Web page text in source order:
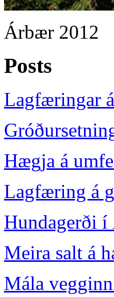
Árbær 2012
Posts
Lagfæringar
Hægja á
Lagfæring á
Hundagerði
Meira salt á
Mála